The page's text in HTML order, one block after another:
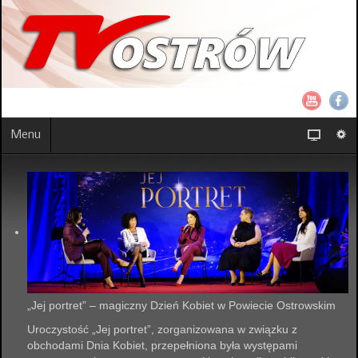
Menu
„Jej portret” – magiczny Dzień Kobiet w Powiecie Ostrowskim
Uroczystość „Jej portret”, zorganizowana w związku z
obchodami Dnia Kobiet, przepełniona była występami